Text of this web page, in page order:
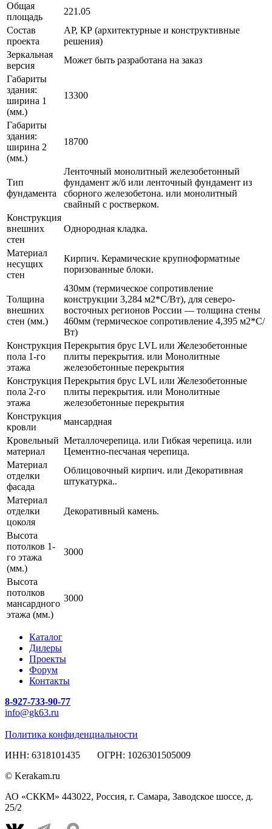
Общая
площадь
221.05
Состав
проекта
АР, КР (архитектурные и конструктивные
решения)
Зеркальная
версия
Может быть разработана на заказ
Габариты
здания:
ширина 1
(мм.)
13300
Габариты
здания:
ширина 2
(мм.)
18700
Тип
фундамента
Ленточный монолитный железобетонный
фундамент ж/б или ленточный фундамент из
сборного железобетона. или монолитный
свайный с ростверком.
Конструкция
внешних
стен
Однородная кладка.
Материал
несущих
стен
Кирпич. Керамические крупноформатные
поризованные блоки.
Толщина
внешних
стен (мм.)
430мм (термическое сопротивление
конструкции 3,284 м2*С/Вт), для северо-
восточных регионов России — толщина стены
460мм (термическое сопротивление 4,395 м2*С/
Вт)
Конструкция
пола 1-го
этажа
Перекрытия брус LVL или Железобетонные
плиты перекрытия. или Монолитные
железобетонные перекрытия
Конструкция
пола 2-го
этажа
Перекрытия брус LVL или Железобетонные
плиты перекрытия. или Монолитные
железобетонные перекрытия
Конструкция
кровли
мансардная
Кровельный
материал
Металлочерепица. или Гибкая черепица. или
Цементно-песчаная черепица.
Материал
отделки
фасада
Облицовочный кирпич. или Декоративная
штукатурка..
Материал
отделки
цоколя
Декоративный камень.
Высота
потолков 1-
го этажа
(мм.)
3000
Высота
потолков
мансардного
этажа (мм.)
3000
Каталог
Дилеры
Проекты
Форум
Контакты
8-927-733-90-77
info@gk63.ru
Политика конфиденциальности
ИНН: 6318101435 ОГРН: 1026301505009
© Kerakam.ru
АО «СККМ» 443022, Россия, г. Самара, Заводское шоссе, д.
25/2